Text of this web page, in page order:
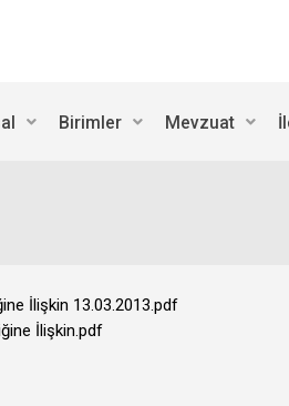
Birimler Mevzuat
İlişkin 13.03.2013.pdf
İlişkin.pdf